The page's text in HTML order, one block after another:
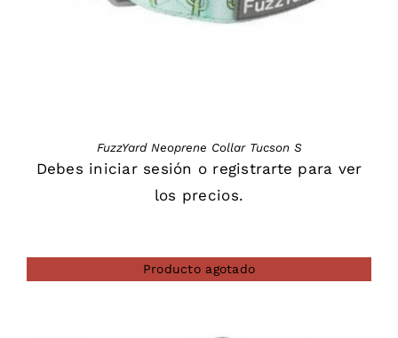
FuzzYard Neoprene Collar Tucson S
Debes iniciar sesión o registrarte para ver
los precios.
Producto agotado